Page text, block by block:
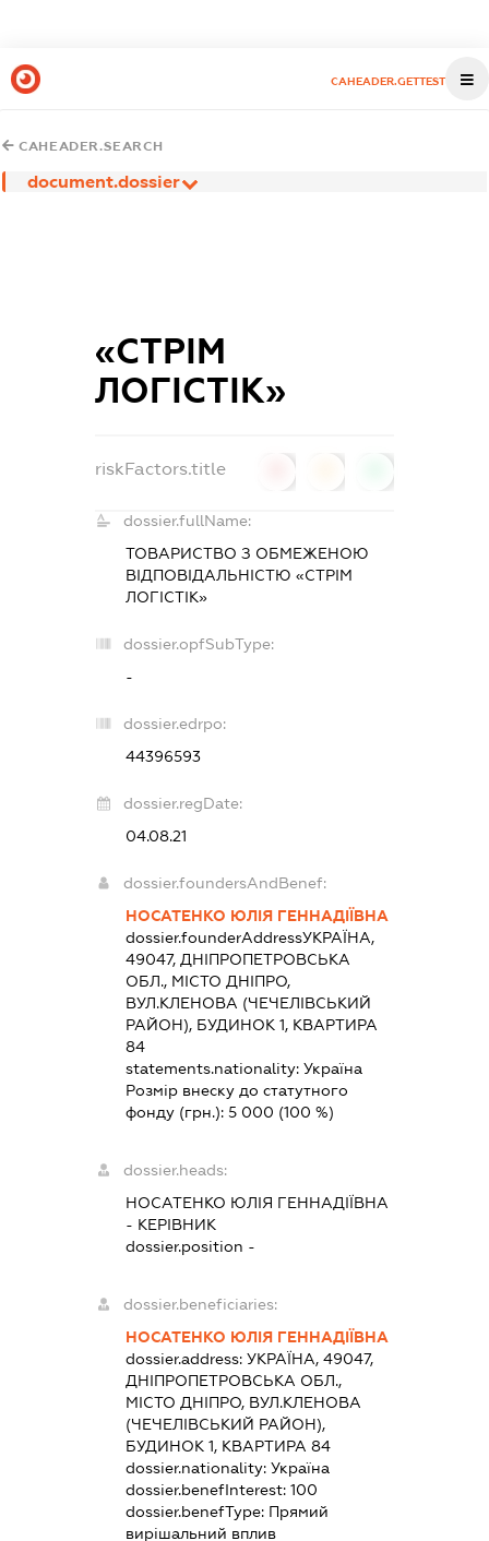
CAHEADER.GETTEST
CAHEADER.SEARCH
document.dossier
«СТРІМ
ЛОГІСТІК»
riskFactors.title
dossier.fullName:
ТОВАРИСТВО З ОБМЕЖЕНОЮ
ВІДПОВІДАЛЬНІСТЮ «СТРІМ
ЛОГІСТІК»
dossier.opfSubType:
-
dossier.edrpo:
44396593
dossier.regDate:
04.08.21
dossier.foundersAndBenef:
НОСАТЕНКО ЮЛІЯ ГЕННАДІЇВНА
dossier.founderAddressУКРАЇНА,
49047, ДНІПРОПЕТРОВСЬКА
ОБЛ., МІСТО ДНІПРО,
ВУЛ.КЛЕНОВА (ЧЕЧЕЛІВСЬКИЙ
РАЙОН), БУДИНОК 1, КВАРТИРА
84
statements.nationality:Україна
Розмір внеску до статутного
фонду (грн.):5 000 (100 %)
dossier.heads:
НОСАТЕНКО ЮЛІЯ ГЕННАДІЇВНА
- КЕРІВНИК
dossier.position -
dossier.beneficiaries:
НОСАТЕНКО ЮЛІЯ ГЕННАДІЇВНА
dossier.address:УКРАЇНА, 49047,
ДНІПРОПЕТРОВСЬКА ОБЛ.,
МІСТО ДНІПРО, ВУЛ.КЛЕНОВА
(ЧЕЧЕЛІВСЬКИЙ РАЙОН),
БУДИНОК 1, КВАРТИРА 84
dossier.nationality:Україна
dossier.benefInterest:100
dossier.benefType: Прямий
вирішальний вплив